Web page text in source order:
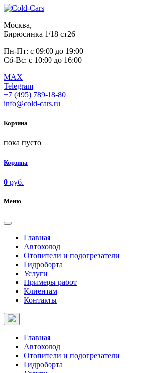
Москва,
Бирюсинка 1/18 ст26 ​
Пн-Пт: с 09:00 до 19:00
Сб-Вс: с 10:00 до 16:00
MAX
Telegram
+7 (495) 789-18-80
info@cold-cars.ru
Корзина
пока пусто
Корзина
0 руб.
Меню
Главная
Автохолод
Отопители и подогреватели
Гидроборта
Услуги
Примеры работ
Клиентам
Контакты
Главная
Автохолод
Отопители и подогреватели
Гидроборта